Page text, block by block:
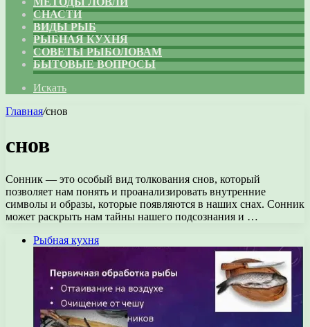
СНАСТИ
ВИДЫ РЫБ
РЫБНАЯ КУХНЯ
СОВЕТЫ РЫБОЛОВАМ
БЫТОВЫЕ ВОПРОСЫ
Искать
Главная/снов
снов
Сонник — это особый вид толкования снов, который
позволяет нам понять и проанализировать внутренние
символы и образы, которые появляются в наших снах. Сонник
может раскрыть нам тайны нашего подсознания и …
Рыбная кухня